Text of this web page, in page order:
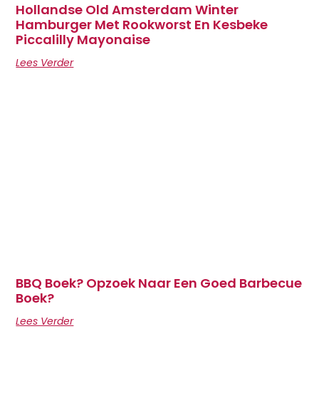
Hollandse Old Amsterdam Winter
Hamburger Met Rookworst En Kesbeke
Piccalilly Mayonaise
Lees Verder
BBQ Boek? Opzoek Naar Een Goed Barbecue
Boek?
Lees Verder